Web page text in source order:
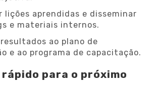
lições aprendidas e disseminar
e materiais internos.
ao plano de
e ao programa de capacitação.
para o próximo